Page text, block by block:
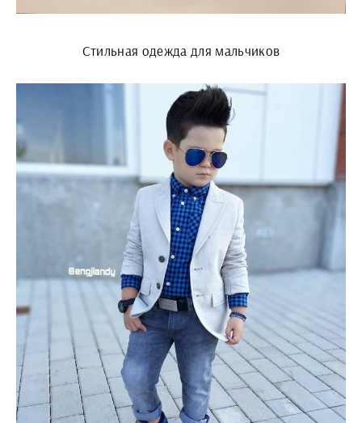
Стильная одежда для мальчиков